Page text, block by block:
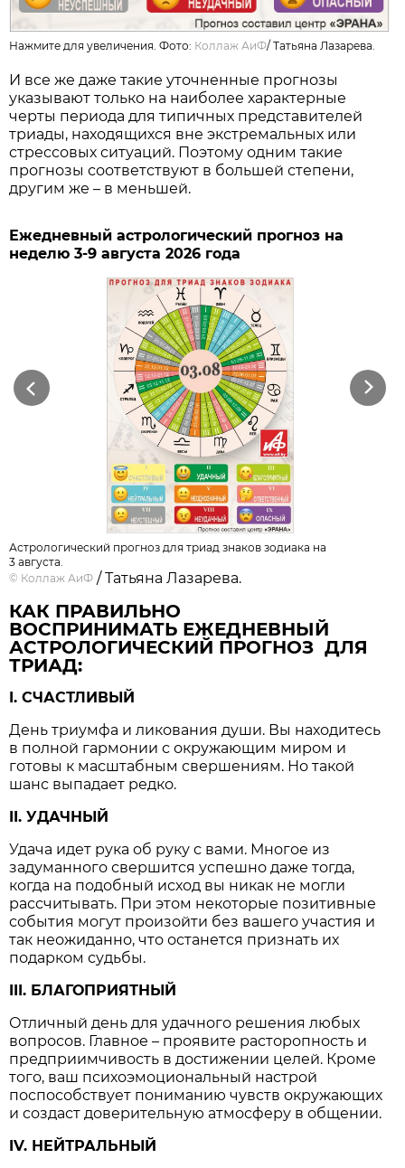
Нажмите для увеличения. Фото: Коллаж АиФ/Татьяна Лазарева.
И все же даже такие уточненные прогнозы
указывают только на наиболее характерные
черты периода для типичных представителей
триады, находящихся вне экстремальных или
стрессовых ситуаций. Поэтому одним такие
прогнозы соответствуют в большей степени,
другим же – в меньшей.
Ежедневный астрологический прогноз на
неделю 3-9 августа 2026 года
Previous Next
Астрологический прогноз для триад знаков зодиака на
3 августа.
© Коллаж АиФ / Татьяна Лазарева.
КАК ПРАВИЛЬНО
ВОСПРИНИМАТЬ ЕЖЕДНЕВНЫЙ
АСТРОЛОГИЧЕСКИЙ ПРОГНОЗ ДЛЯ
ТРИАД:
I. СЧАСТЛИВЫЙ
День триумфа и ликования души. Вы находитесь
в полной гармонии с окружающим миром и
готовы к масштабным свершениям. Но такой
шанс выпадает редко.
II. УДАЧНЫЙ
Удача идет рука об руку с вами. Многое из
задуманного свершится успешно даже тогда,
когда на подобный исход вы никак не могли
рассчитывать. При этом некоторые позитивные
события могут произойти без вашего участия и
так неожиданно, что останется признать их
подарком судьбы.
III. БЛАГОПРИЯТНЫЙ
Отличный день для удачного решения любых
вопросов. Главное – проявите расторопность и
предприимчивость в достижении целей. Кроме
того, ваш психоэмоциональный настрой
поспособствует пониманию чувств окружающих
и создаст доверительную атмосферу в общении.
IV. НЕЙТРАЛЬНЫЙ